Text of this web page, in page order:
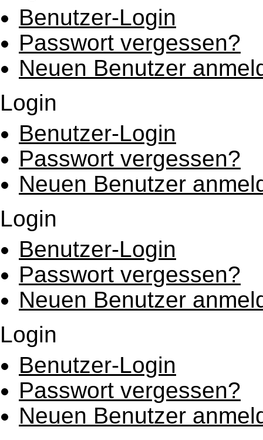
Benutzer-Login
Passwort vergessen?
Neuen Benutzer
Login
Benutzer-Login
Passwort vergessen?
Neuen Benutzer
Login
Benutzer-Login
Passwort vergessen?
Neuen Benutzer
Login
Benutzer-Login
Passwort vergessen?
Neuen Benutzer